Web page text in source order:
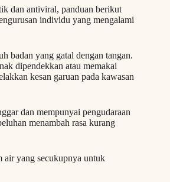
dan antiviral, panduan berikut
individu yang mengalami
badan yang gatal dengan tangan.
dipendekkan atau memakai
kesan garuan pada kawasan
dan mempunyai pengudaraan
menambah rasa kurang
air yang secukupnya untuk